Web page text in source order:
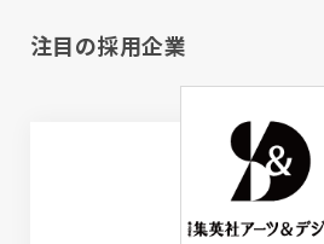
注目の採用企業